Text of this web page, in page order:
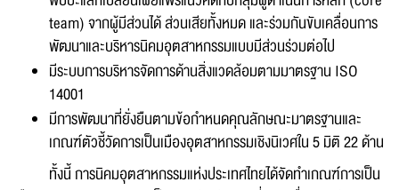
team) จากผู้มีส่วนได้ ส่วนเสียทั้งหมด และร่วมกันขับเคลื่อนการ
พัฒนาและบริหารนิคมอุตสาหกรรมแบบมีส่วนร่วมต่อไป
มีระบบการบริหารจัดการด้านสิ่งแวดล้อมตามมาตรฐาน ISO
14001
มีการพัฒนาที่ยั่งยืนตามข้อกำหนดคุณลักษณะมาตรฐานและ
เกณฑ์ตัวชี้วัดการเป็นเมืองอุตสาหกรรมเชิงนิเวศใน 5 มิติ 22 ด้าน
ทั้งนี้ การนิคมอุตสาหกรรมแห่งประเทศไทยได้จัดทำเกณฑ์การเป็น